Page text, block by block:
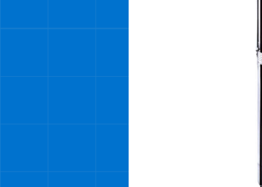
CARROS MULTIUSO